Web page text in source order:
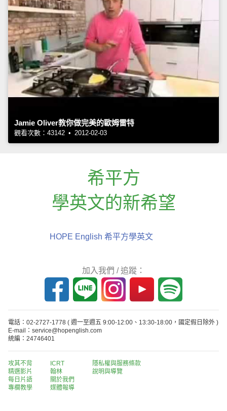
Jamie Oliver教你做完美的歐姆雷特
觀看次數：43142 • 2012-02-03
希平方
學英文的新希望
HOPE English 希平方學英文
加入我們 / 追蹤：
電話：02-2727-1778 ( 週一至週五 9:00-12:00、13:30-18:00，國定假日除外 )
E-mail：service@hopenglish.com
統編：24746401
攻其不背
精選影片
每日片語
專欄教學
ICRT
翰林
關於我們
媒體報導
隱私權與服務條款
說明與導覽